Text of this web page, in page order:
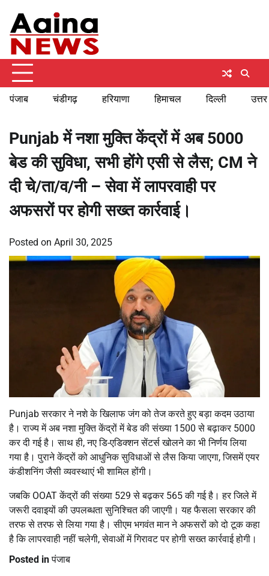
content
पंजाब चंडीगढ़ हरियाणा हिमाचल दिल्ली
Punjab में नशा मुक्ति केंद्रों में अब 5000
बेड की सुविधा, सभी होंगे एसी से लैस; CM ने
दी चे/ता/व/नी – सेवा में लापरवाही पर
अफसरों पर होगी सख्त कार्रवाई।
Posted on April 30, 2025
Punjab सरकार ने नशे के खिलाफ जंग को तेज करते हुए बड़ा कदम उठाया
है। राज्य में अब नशा मुक्ति केंद्रों में बेड की संख्या 1500 से बढ़ाकर 5000
कर दी गई है। साथ ही, नए डि-एडिक्शन सेंटर्स खोलने का भी निर्णय लिया
गया है। पुराने केंद्रों को आधुनिक सुविधाओं से लैस किया जाएगा, जिसमें एयर
कंडीशनिंग जैसी व्यवस्थाएं भी शामिल होंगी।
जबकि OOAT केंद्रों की संख्या 529 से बढ़कर 565 की गई है। हर जिले में
जरूरी दवाइयों की उपलब्धता सुनिश्चित की जाएगी। यह फैसला सरकार की
तरफ से तरफ से लिया गया है। सीएम भगवंत मान ने अफसरों को दो टूक कहा
है कि लापरवाही नहीं चलेगी, सेवाओं में गिरावट पर होगी सख्त कार्रवाई होगी।
Posted inपंजाब